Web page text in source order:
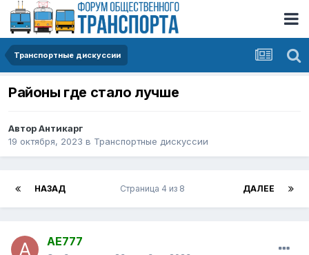
Транспортные дискуссии
Районы где стало лучше
АвторАнтикарг
19 октября, 2023 в Транспортные дискуссии
НАЗАД ДАЛЕЕ
Страница 4 из 8
AE777